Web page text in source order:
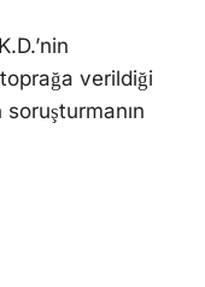
verildiği